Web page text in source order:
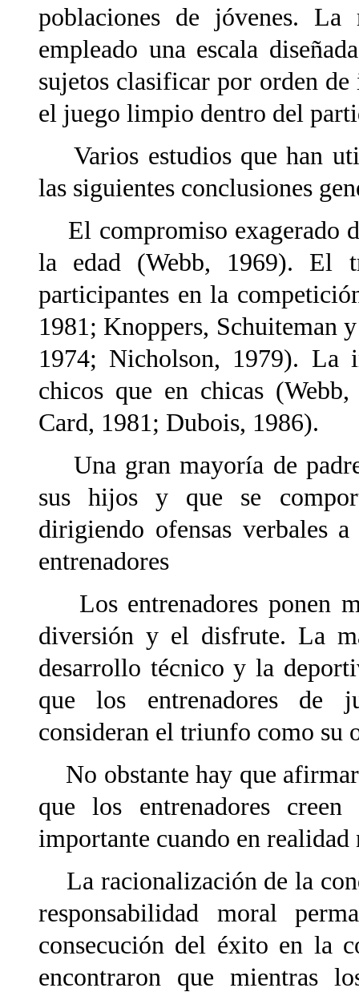
poblaciones de jóvenes. La
empleado una escala
sujetos clasificar por orden
el juego limpio dentro del
Varios estudios que han
las siguientes conclusiones
El compromiso exagerado
la edad (Webb, 1969). El
participantes en la
1981; Knoppers, Schuiteman
1974; Nicholson, 1979). La
chicos que en chicas
Card, 1981; Dubois, 1986).
Una gran mayoría de
sus hijos y que se
dirigiendo ofensas verbales
entrenadores
Los entrenadores ponen
diversión y el disfrute. La
desarrollo técnico y la
que los entrenadores de
consideran el triunfo como su
No obstante hay que afirmar
que los entrenadores
importante cuando en
La racionalización de la
responsabilidad moral
consecución del éxito en la
encontraron que mientras